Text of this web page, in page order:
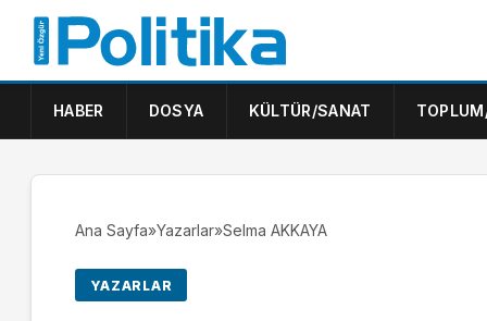
HABER DOSYA KÜLTÜR/SANAT
Ana Sayfa»Yazarlar»Selma AKKAYA
YAZARLAR